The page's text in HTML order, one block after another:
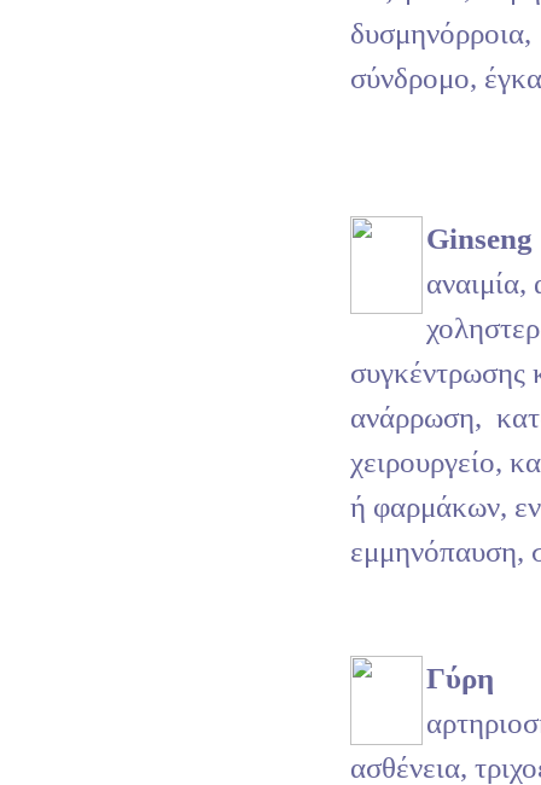
δυσμηνόρροια,
σύνδρομο,
Ginseng
αναιμία,
συγκέντρωσης
ανάρρωση,
χειρουργείο,
ή φαρμάκων,
εμμηνόπαυση,
Γύρη
ασθένεια,